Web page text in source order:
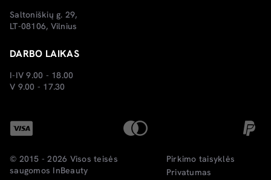
Saltoniškių g. 29,
LT-08106, Vilnius
DARBO LAIKAS
I-IV 9.00 - 18.00
V 9.00 - 17.30
© 2015 - 2026 Visos teisės
saugomos InBeauty
Pirkimo taisyklės
Privatumas